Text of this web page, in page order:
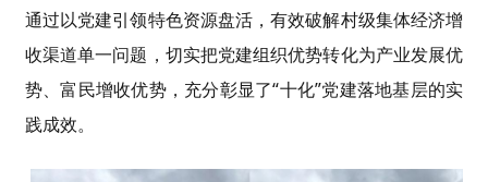
通过以党建引领特色资源盘活，有效破解村级集体经济增
收渠道单一问题，切实把党建组织优势转化为产业发展优
势、富民增收优势，充分彰显了“十化”党建落地基层的实
践成效。